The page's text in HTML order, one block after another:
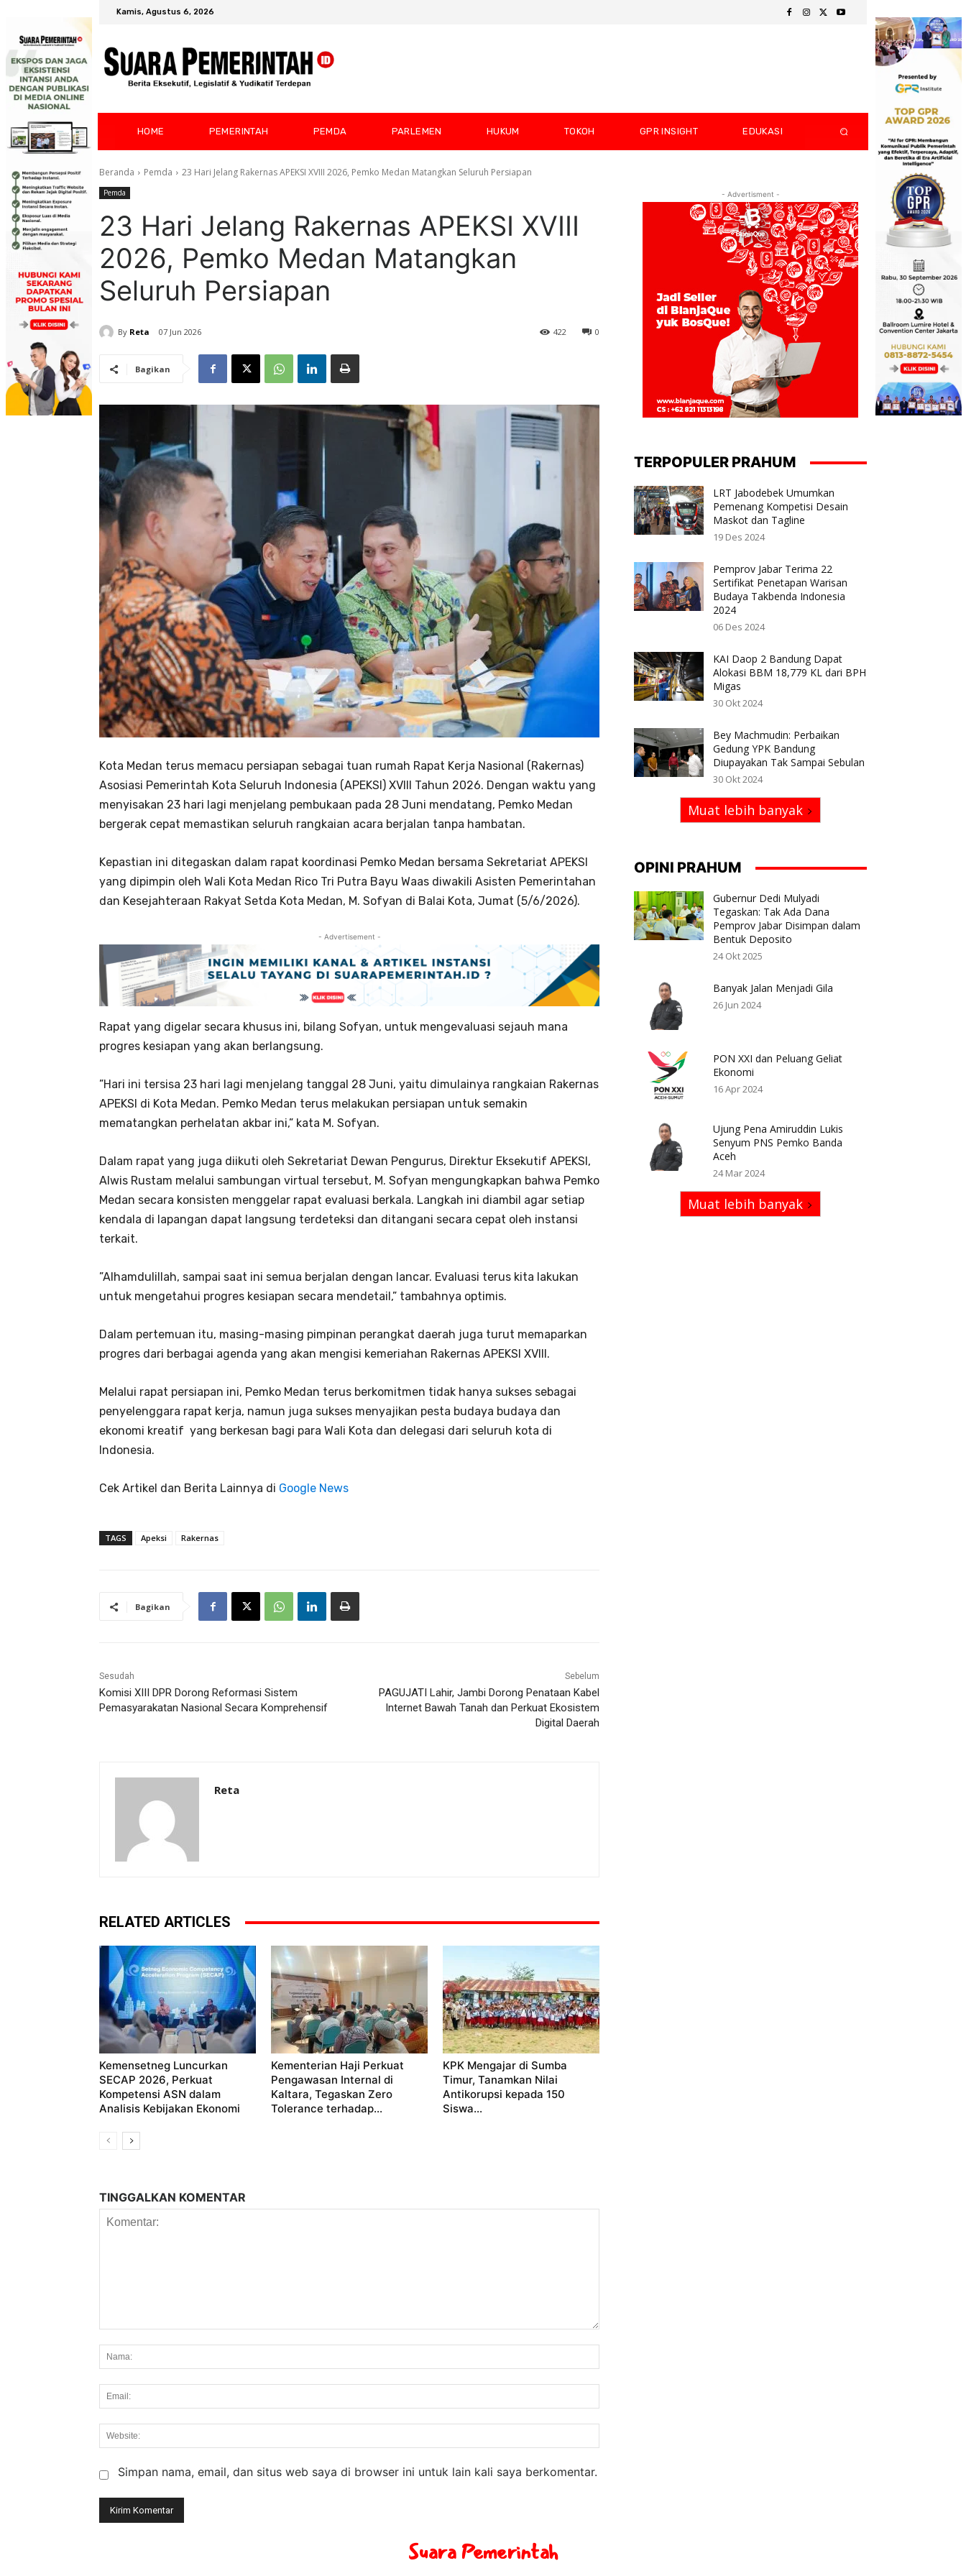
Kamis, Agustus 6, 2026
HOME PEMERINTAH PEMDA PARLEMEN HUKUM TOKOH GPR INSIGHT EDUKASI
Beranda Pemda 23 Hari Jelang Rakernas APEKSI XVIII 2026, Pemko Medan Matangkan Seluruh Persiapan
Pemda
23 Hari Jelang Rakernas APEKSI XVIII
2026, Pemko Medan Matangkan
Seluruh Persiapan
By Reta 07 Jun 2026 0
422
Bagikan
Kota Medan terus memacu persiapan sebagai tuan rumah Rapat Kerja Nasional (Rakernas)
Asosiasi Pemerintah Kota Seluruh Indonesia (APEKSI) XVIII Tahun 2026. Dengan waktu yang
menyisakan 23 hari lagi menjelang pembukaan pada 28 Juni mendatang, Pemko Medan
bergerak cepat memastikan seluruh rangkaian acara berjalan tanpa hambatan.
​Kepastian ini ditegaskan dalam rapat koordinasi Pemko Medan bersama Sekretariat APEKSI
yang dipimpin oleh Wali Kota Medan Rico Tri Putra Bayu Waas diwakili Asisten Pemerintahan
dan Kesejahteraan Rakyat Setda Kota Medan, M. Sofyan di Balai Kota, Jumat (5/6/2026).
- Advertisement -
Rapat yang digelar secara khusus ini, bilang Sofyan, untuk mengevaluasi sejauh mana
progres kesiapan yang akan berlangsung.
​”Hari ini tersisa 23 hari lagi menjelang tanggal 28 Juni, yaitu dimulainya rangkaian Rakernas
APEKSI di Kota Medan. Pemko Medan terus melakukan persiapan untuk semakin
mematangkan perhelatan akbar ini,” kata M. Sofyan.
Dalam rapat yang juga diikuti oleh Sekretariat Dewan Pengurus, Direktur Eksekutif APEKSI,
Alwis Rustam melalui sambungan virtual tersebut, M. Sofyan mengungkapkan bahwa Pemko
Medan secara konsisten menggelar rapat evaluasi berkala. Langkah ini diambil agar setiap
kendala di lapangan dapat langsung terdeteksi dan ditangani secara cepat oleh instansi
terkait.
​”Alhamdulillah, sampai saat ini semua berjalan dengan lancar. Evaluasi terus kita lakukan
untuk mengetahui progres kesiapan secara mendetail,” tambahnya optimis.
​Dalam pertemuan itu, masing-masing pimpinan perangkat daerah juga turut memaparkan
progres dari berbagai agenda yang akan mengisi kemeriahan Rakernas APEKSI XVIII.
Melalui rapat persiapan ini, Pemko Medan terus berkomitmen tidak hanya sukses sebagai
penyelenggara rapat kerja, namun juga sukses menyajikan pesta budaya budaya dan
ekonomi kreatif yang berkesan bagi para Wali Kota dan delegasi dari seluruh kota di
Indonesia.
Cek Artikel dan Berita Lainnya di Google News
TAGS Apeksi Rakernas
Bagikan
Sesudah
Komisi XIII DPR Dorong Reformasi Sistem
Pemasyarakatan Nasional Secara Komprehensif
Sebelum
PAGUJATI Lahir, Jambi Dorong Penataan Kabel
Internet Bawah Tanah dan Perkuat Ekosistem
Digital Daerah
Reta
RELATED ARTICLES
Kemensetneg Luncurkan
SECAP 2026, Perkuat
Kompetensi ASN dalam
Analisis Kebijakan Ekonomi
Kementerian Haji Perkuat
Pengawasan Internal di
Kaltara, Tegaskan Zero
Tolerance terhadap...
KPK Mengajar di Sumba
Timur, Tanamkan Nilai
Antikorupsi kepada 150
Siswa...
TINGGALKAN KOMENTAR
Simpan nama, email, dan situs web saya di browser ini untuk lain kali saya berkomentar.
- Advertisment -
TERPOPULER PRAHUM
LRT Jabodebek Umumkan
Pemenang Kompetisi Desain
Maskot dan Tagline
19 Des 2024
Pemprov Jabar Terima 22
Sertifikat Penetapan Warisan
Budaya Takbenda Indonesia
2024
06 Des 2024
KAI Daop 2 Bandung Dapat
Alokasi BBM 18,779 KL dari BPH
Migas
30 Okt 2024
Bey Machmudin: Perbaikan
Gedung YPK Bandung
Diupayakan Tak Sampai Sebulan
30 Okt 2024
Muat lebih banyak
OPINI PRAHUM
Gubernur Dedi Mulyadi
Tegaskan: Tak Ada Dana
Pemprov Jabar Disimpan dalam
Bentuk Deposito
24 Okt 2025
Banyak Jalan Menjadi Gila
26 Jun 2024
PON XXI dan Peluang Geliat
Ekonomi
16 Apr 2024
Ujung Pena Amiruddin Lukis
Senyum PNS Pemko Banda
Aceh
24 Mar 2024
Muat lebih banyak
Suara Pemerintah